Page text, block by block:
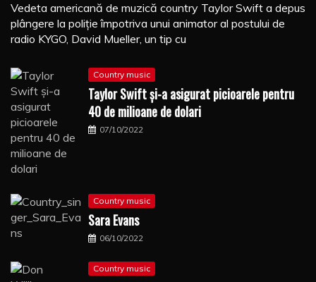
Vedeta americană de muzică country Taylor Swift a depus
plângere la poliţie împotriva unui animator al postului de
radio KYGO, David Mueller, un tip cu
Country music
Taylor Swift şi-a asigurat picioarele pentru
40 de milioane de dolari
07/10/2022
Country music
Sara Evans
06/10/2022
Country music